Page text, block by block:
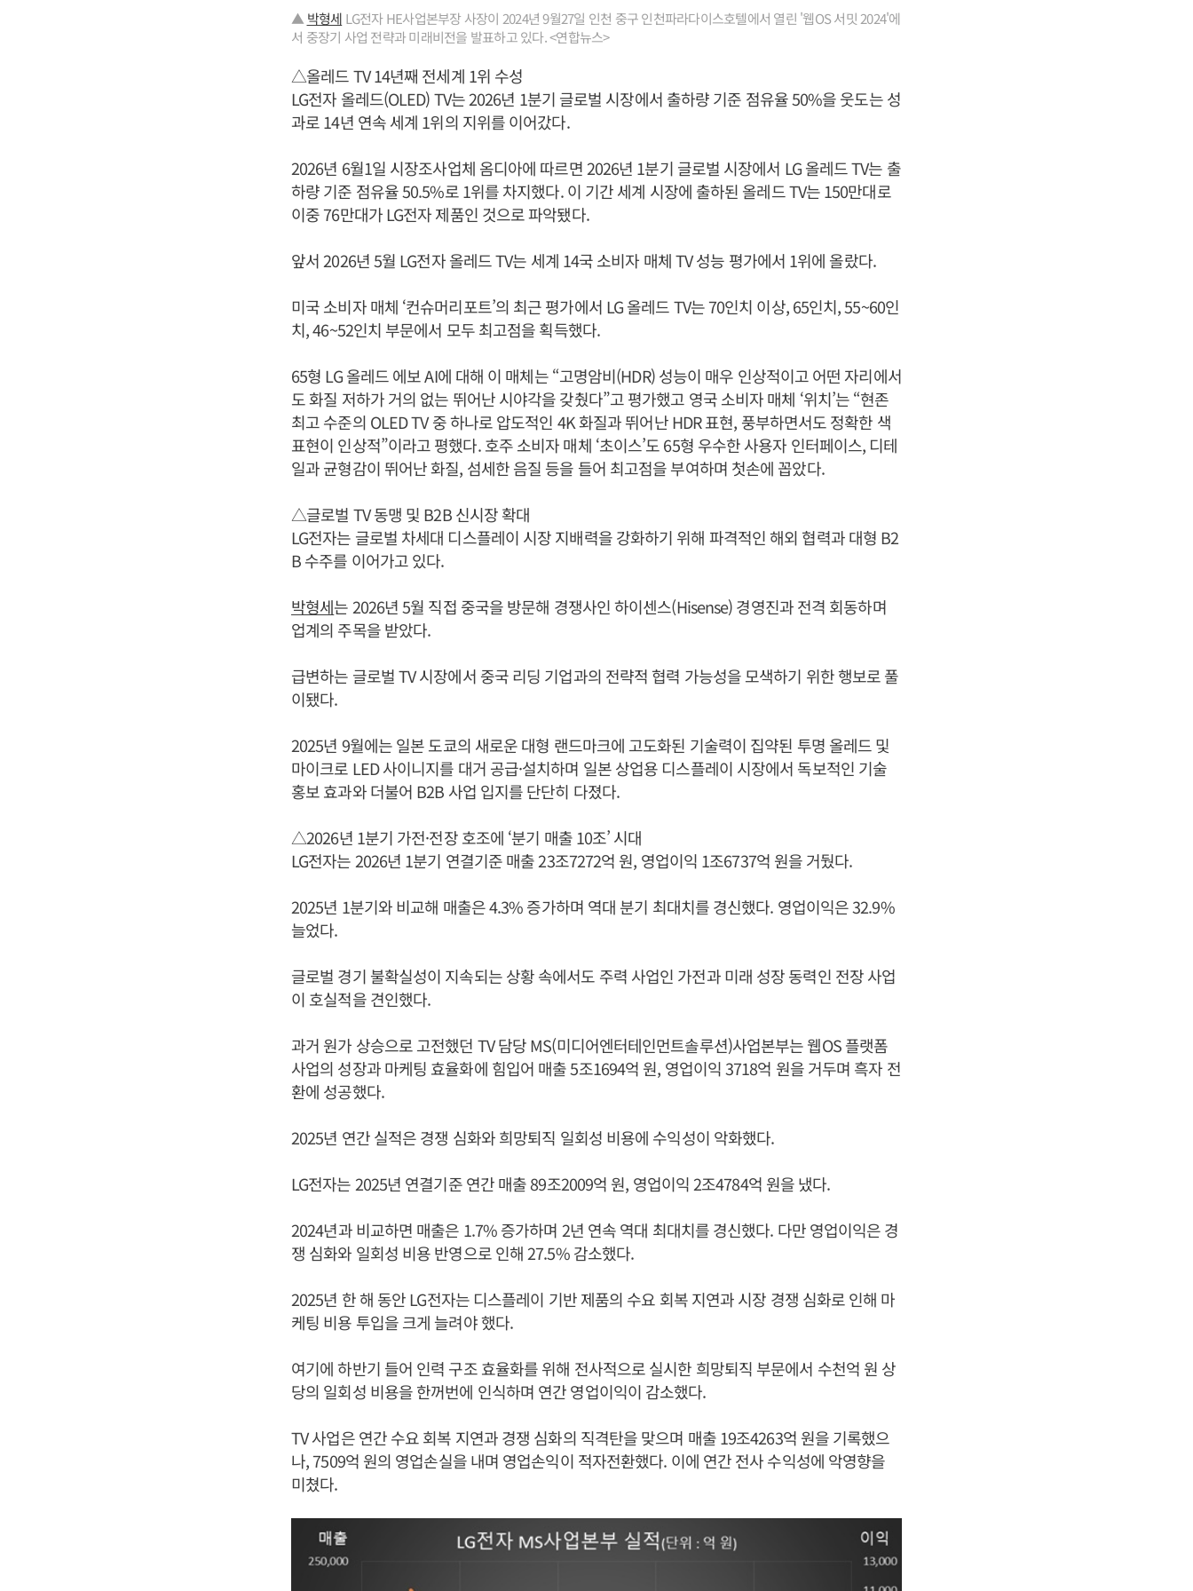
▲ 박형세 LG전자 HE사업본부장 사장이 2024년 9월27일 인천 중구 인천파라다이스호텔에서 열린 '웹OS 서밋 2024'에
서 중장기 사업 전략과 미래비전을 발표하고 있다. <연합뉴스>
△올레드 TV 14년째 전세계 1위 수성
LG전자 올레드(OLED) TV는 2026년 1분기 글로벌 시장에서 출하량 기준 점유율 50%을 웃도는 성
과로 14년 연속 세계 1위의 지위를 이어갔다.
2026년 6월1일 시장조사업체 옴디아에 따르면 2026년 1분기 글로벌 시장에서 LG 올레드 TV는 출
하량 기준 점유율 50.5%로 1위를 차지했다. 이 기간 세계 시장에 출하된 올레드 TV는 150만대로
이중 76만대가 LG전자 제품인 것으로 파악됐다.
앞서 2026년 5월 LG전자 올레드 TV는 세계 14국 소비자 매체 TV 성능 평가에서 1위에 올랐다.
미국 소비자 매체 ‘컨슈머리포트’의 최근 평가에서 LG 올레드 TV는 70인치 이상, 65인치, 55~60인
치, 46~52인치 부문에서 모두 최고점을 획득했다.
65형 LG 올레드 에보 AI에 대해 이 매체는 “고명암비(HDR) 성능이 매우 인상적이고 어떤 자리에서
도 화질 저하가 거의 없는 뛰어난 시야각을 갖췄다”고 평가했고 영국 소비자 매체 ‘위치’는 “현존
최고 수준의 OLED TV 중 하나로 압도적인 4K 화질과 뛰어난 HDR 표현, 풍부하면서도 정확한 색
표현이 인상적”이라고 평했다. 호주 소비자 매체 ‘초이스’도 65형 우수한 사용자 인터페이스, 디테
일과 균형감이 뛰어난 화질, 섬세한 음질 등을 들어 최고점을 부여하며 첫손에 꼽았다.
△글로벌 TV 동맹 및 B2B 신시장 확대
LG전자는 글로벌 차세대 디스플레이 시장 지배력을 강화하기 위해 파격적인 해외 협력과 대형 B2
B 수주를 이어가고 있다.
박형세는 2026년 5월 직접 중국을 방문해 경쟁사인 하이센스(Hisense) 경영진과 전격 회동하며
업계의 주목을 받았다.
급변하는 글로벌 TV 시장에서 중국 리딩 기업과의 전략적 협력 가능성을 모색하기 위한 행보로 풀
이됐다.
2025년 9월에는 일본 도쿄의 새로운 대형 랜드마크에 고도화된 기술력이 집약된 투명 올레드 및
마이크로 LED 사이니지를 대거 공급·설치하며 일본 상업용 디스플레이 시장에서 독보적인 기술
홍보 효과와 더불어 B2B 사업 입지를 단단히 다졌다.
△2026년 1분기 가전·전장 호조에 ‘분기 매출 10조’ 시대
LG전자는 2026년 1분기 연결기준 매출 23조7272억 원, 영업이익 1조6737억 원을 거뒀다.
2025년 1분기와 비교해 매출은 4.3% 증가하며 역대 분기 최대치를 경신했다. 영업이익은 32.9%
늘었다.
글로벌 경기 불확실성이 지속되는 상황 속에서도 주력 사업인 가전과 미래 성장 동력인 전장 사업
이 호실적을 견인했다.
과거 원가 상승으로 고전했던 TV 담당 MS(미디어엔터테인먼트솔루션)사업본부는 웹OS 플랫폼
사업의 성장과 마케팅 효율화에 힘입어 매출 5조1694억 원, 영업이익 3718억 원을 거두며 흑자 전
환에 성공했다.
2025년 연간 실적은 경쟁 심화와 희망퇴직 일회성 비용에 수익성이 악화했다.
LG전자는 2025년 연결기준 연간 매출 89조2009억 원, 영업이익 2조4784억 원을 냈다.
2024년과 비교하면 매출은 1.7% 증가하며 2년 연속 역대 최대치를 경신했다. 다만 영업이익은 경
쟁 심화와 일회성 비용 반영으로 인해 27.5% 감소했다.
2025년 한 해 동안 LG전자는 디스플레이 기반 제품의 수요 회복 지연과 시장 경쟁 심화로 인해 마
케팅 비용 투입을 크게 늘려야 했다.
여기에 하반기 들어 인력 구조 효율화를 위해 전사적으로 실시한 희망퇴직 부문에서 수천억 원 상
당의 일회성 비용을 한꺼번에 인식하며 연간 영업이익이 감소했다.
TV 사업은 연간 수요 회복 지연과 경쟁 심화의 직격탄을 맞으며 매출 19조4263억 원을 기록했으
나, 7509억 원의 영업손실을 내며 영업손익이 적자전환했다. 이에 연간 전사 수익성에 악영향을
미쳤다.